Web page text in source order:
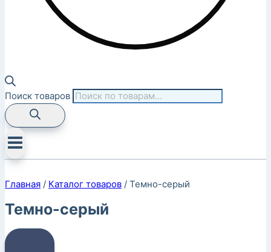
Поиск товаров
Главная / Каталог товаров / Темно-серый
Темно-серый